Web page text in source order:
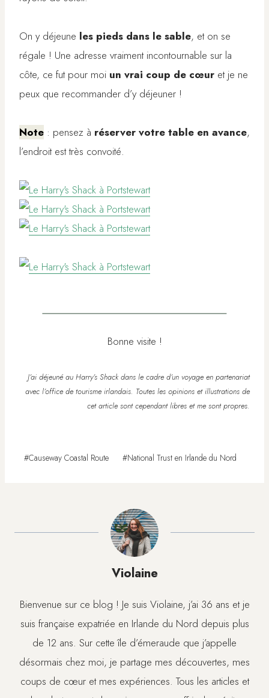
On y déjeune les pieds dans le sable, et on se
régale ! Une adresse vraiment incontournable sur la
côte, ce fut pour moi un vrai coup de cœur et je ne
peux que recommander d’y déjeuner !
Note : pensez à réserver votre table en avance,
l’endroit est très convoité.
Bonne visite !
J’ai déjeuné au Harry’s Shack dans le cadre d’un voyage en partenariat
avec l’office de tourisme irlandais. Toutes les opinions et illustrations de
cet article sont cependant libres et me sont propres.
Étiquettes
#Causeway Coastal Route #National Trust en Irlande du Nord
Violaine
Bienvenue sur ce blog ! Je suis Violaine, j’ai 36 ans et je
suis française expatriée en Irlande du Nord depuis plus
de 12 ans. Sur cette île d’émeraude que j’appelle
désormais chez moi, je partage mes découvertes, mes
coups de cœur et mes expériences. Tous les articles et